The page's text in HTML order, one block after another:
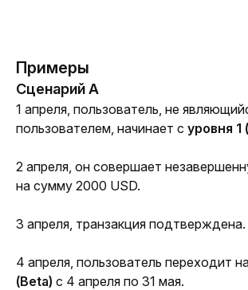
Примеры
Сценарий A
1 апреля, пользователь, не
пользователем, начинает с уровня 1
2 апреля, он совершает
на сумму 2000 USD.
3 апреля, транзакция подтверждена.
4 апреля, пользователь переходит
(Beta) с 4 апреля по 31 мая.